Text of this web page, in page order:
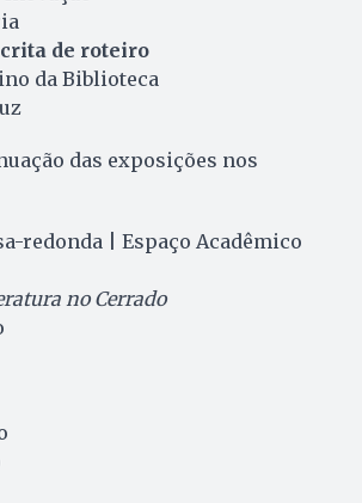
de roteiro
da Biblioteca
das exposições nos
redonda | Espaço Acadêmico
no Cerrado